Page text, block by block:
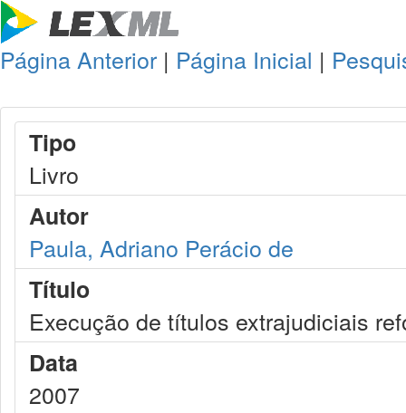
Página Anterior | Página Inicial |
Tipo
Livro
Autor
Paula, Adriano Perácio de
Título
Execução de títulos extrajudiciais
Data
2007